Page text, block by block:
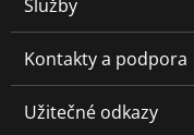
Služby
Kontakty a podpora
Užitečné odkazy